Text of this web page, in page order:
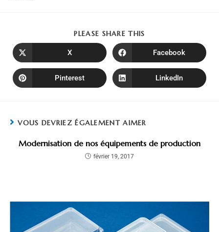
PLEASE SHARE THIS
X Facebook
Pinterest LinkedIn
VOUS DEVRIEZ ÉGALEMENT AIMER
Modernisation de nos équipements de production
février 19, 2017